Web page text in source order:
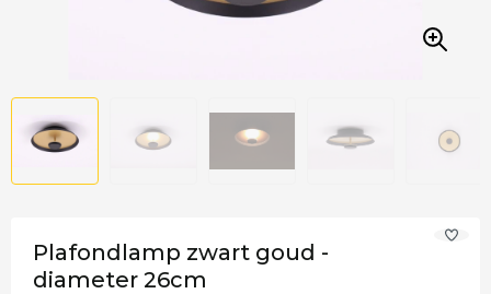
Plafondlamp zwart goud -
diameter 26cm